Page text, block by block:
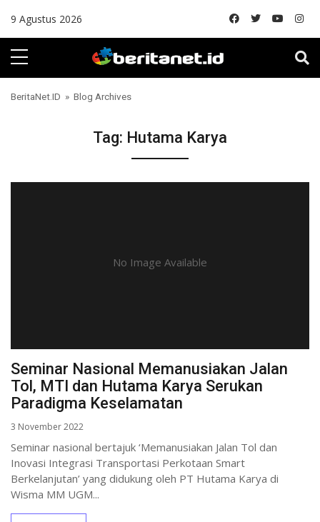
9 Agustus 2026
BeritaNet.ID » Blog Archives
Tag: Hutama Karya
No Image Available
Seminar Nasional Memanusiakan Jalan
Tol, MTI dan Hutama Karya Serukan
Paradigma Keselamatan
3 November 2022
Seminar nasional bertajuk ‘Memanusiakan Jalan Tol dan
Inovasi Integrasi Transportasi Perkotaan Smart
Berkelanjutan’ yang didukung oleh PT Hutama Karya di
Wisma MM UGM...